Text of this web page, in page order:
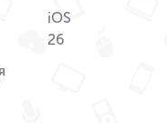
iOS
26